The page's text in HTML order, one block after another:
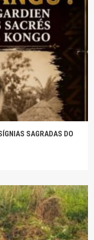
SAGRADAS DO